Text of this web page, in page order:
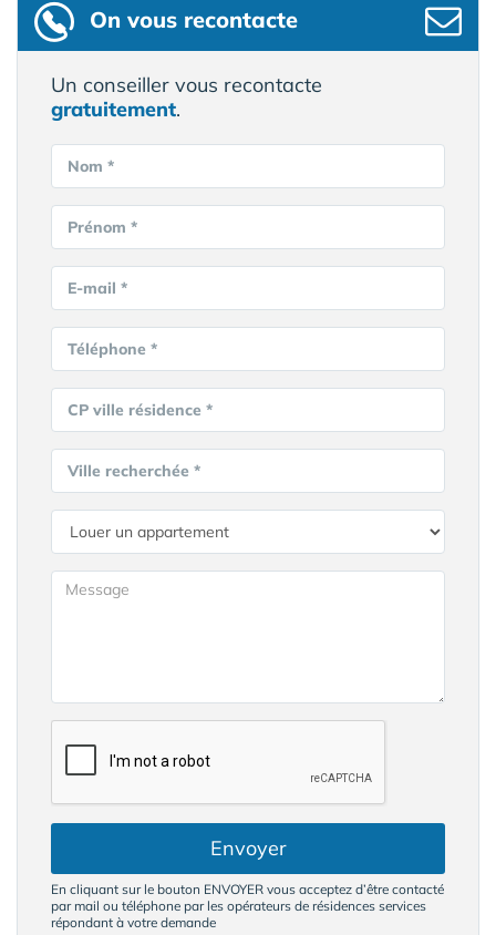
On vous recontacte
Un conseiller vous recontacte
gratuitement.
Nom *
Prénom *
E-mail *
Téléphone *
CP ville résidence *
Ville recherchée *
Envoyer
En cliquant sur le bouton ENVOYER vous acceptez d’être contacté
par mail ou téléphone par les opérateurs de résidences services
répondant à votre demande